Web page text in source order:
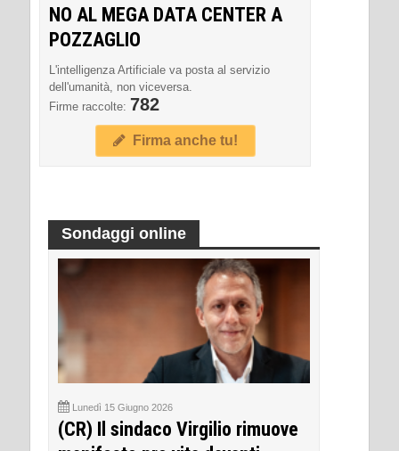
NO AL MEGA DATA CENTER A
POZZAGLIO
L'intelligenza Artificiale va posta al servizio
dell'umanità, non viceversa.
Firme raccolte: 782
Firma anche tu!
Sondaggi online
Lunedì 15 Giugno 2026
(CR) Il sindaco Virgilio rimuove